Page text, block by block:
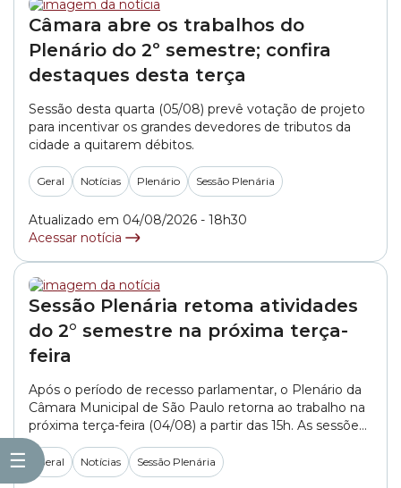
☰
Câmara abre os trabalhos do
Plenário do 2º semestre; confira
destaques desta terça
Sessão desta quarta (05/08) prevê votação de projeto
para incentivar os grandes devedores de tributos da
cidade a quitarem débitos.
Geral Notícias Plenário Sessão Plenária
Atualizado em 04/08/2026 - 18h30
Acessar notícia
Sessão Plenária retoma atividades
do 2° semestre na próxima terça-
feira
Após o período de recesso parlamentar, o Plenário da
Câmara Municipal de São Paulo retorna ao trabalho na
próxima terça-feira (04/08) a partir das 15h. As sessões
plenárias reúnem os vereadores da Casa para discutir e
votar projetos, bem como para debater temas que
impactam a vida da população da capital paulista. A
Geral Notícias Sessão Plenária